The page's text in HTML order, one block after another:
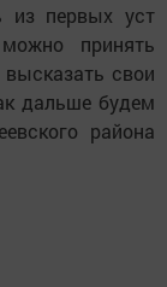
из первых уст
принять
свои
дальше будем
района